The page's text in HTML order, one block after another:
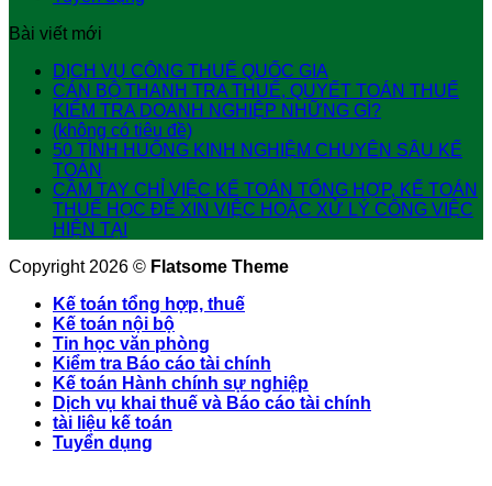
Bài viết mới
DỊCH VỤ CÔNG THUẾ QUỐC GIA
CÁN BỘ THANH TRA THUẾ, QUYẾT TOÁN THUẾ
KIỂM TRA DOANH NGHIỆP NHỮNG GÌ?
(không có tiêu đề)
50 TÌNH HUỐNG KINH NGHIỆM CHUYÊN SÂU KẾ
TOÁN
CẦM TAY CHỈ VIỆC KẾ TOÁN TỔNG HỢP, KẾ TOÁN
THUẾ HỌC ĐỂ XIN VIỆC HOẶC XỬ LÝ CÔNG VIỆC
HIỆN TẠI
Copyright 2026 © Flatsome Theme
Kế toán tổng hợp, thuế
Kế toán nội bộ
Tin học văn phòng
Kiểm tra Báo cáo tài chính
Kế toán Hành chính sự nghiệp
Dịch vụ khai thuế và Báo cáo tài chính
tài liệu kế toán
Tuyển dụng